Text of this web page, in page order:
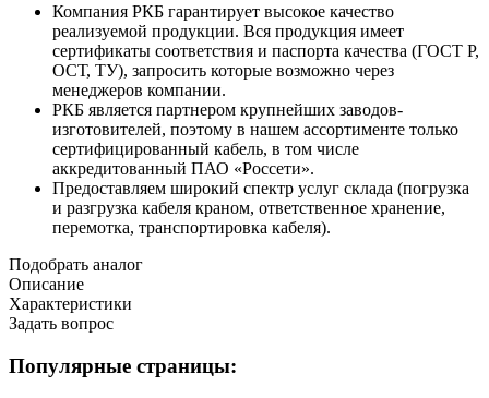
Компания РКБ гарантирует высокое качество
реализуемой продукции. Вся продукция имеет
сертификаты соответствия и паспорта качества (ГОСТ Р,
ОСТ, ТУ), запросить которые возможно через
менеджеров компании.
РКБ является партнером крупнейших заводов-
изготовителей, поэтому в нашем ассортименте только
сертифицированный кабель, в том числе
аккредитованный ПАО «Россети».
Предоставляем широкий спектр услуг склада (погрузка
и разгрузка кабеля краном, ответственное хранение,
перемотка, транспортировка кабеля).
Подобрать аналог
Описание
Характеристики
Задать вопрос
Популярные страницы: